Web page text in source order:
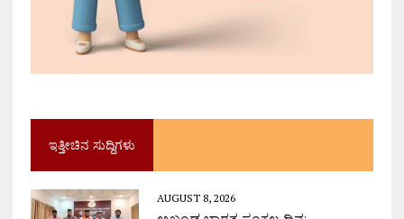
ಇತ್ತೀಚಿನ ಸುದ್ದಿಗಳು
AUGUST 8, 2026